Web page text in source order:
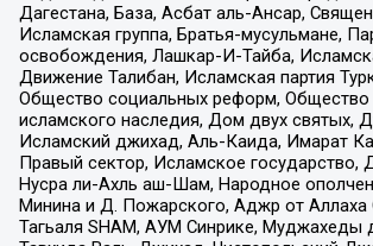
Дагестана, База, Асбат аль-Ансар,
Исламская группа, Братья-мусульмане,
освобождения, Лашкар-И-Тайба,
Движение Талибан, Исламская партия
Общество социальных реформ,
исламского наследия, Дом двух
Исламский джихад, Аль-Каида, Имарат
Правый сектор, Исламское государство,
Нусра ли-Ахль аш-Шам, Народное
Минина и Д. Пожарского, Аджр от Аллаха
Тагьаля SHAM, АУМ Синрике, Муджахеды